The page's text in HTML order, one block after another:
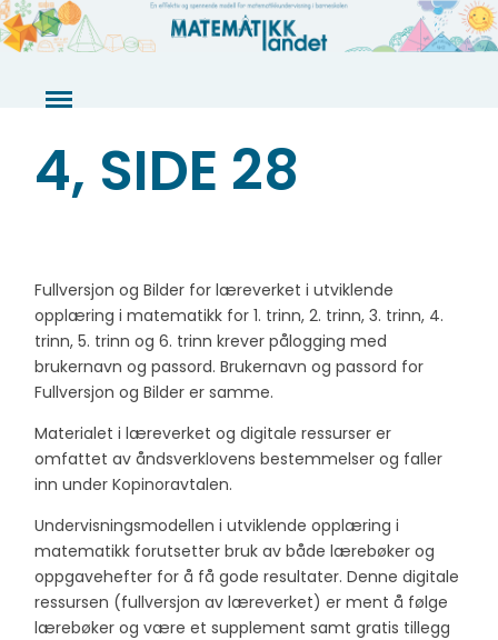
Skip
to
4, SIDE 28
Fullversjon og Bilder for læreverket i utviklende
opplæring i matematikk for 1. trinn, 2. trinn, 3. trinn, 4.
trinn, 5. trinn og 6. trinn krever pålogging med
brukernavn og passord. Brukernavn og passord for
Fullversjon og Bilder er samme.
Materialet i læreverket og digitale ressurser er
omfattet av åndsverklovens bestemmelser og faller
inn under Kopinoravtalen.
Undervisningsmodellen i utviklende opplæring i
matematikk forutsetter bruk av både lærebøker og
oppgavehefter for å få gode resultater. Denne digitale
ressursen (fullversjon av læreverket) er ment å følge
lærebøker og være et supplement samt gratis tillegg